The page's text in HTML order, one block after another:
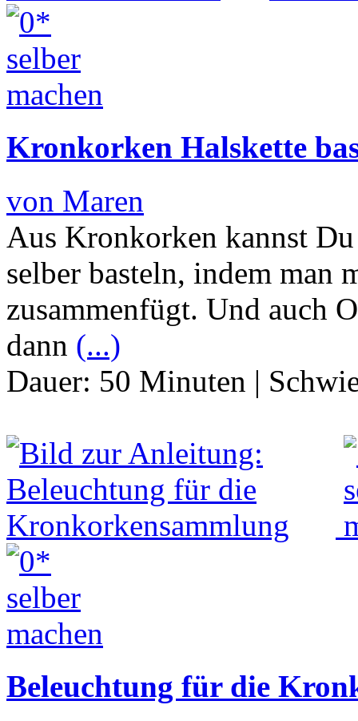
Kronkorken Halskette
von Maren
Aus Kronkorken kannst
selber basteln, indem man
zusammenfügt. Und auch
dann (...)
Dauer: 50 Minuten |
Beleuchtung für die